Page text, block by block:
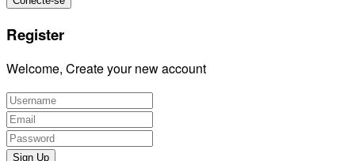
Register
Welcome, Create your new account